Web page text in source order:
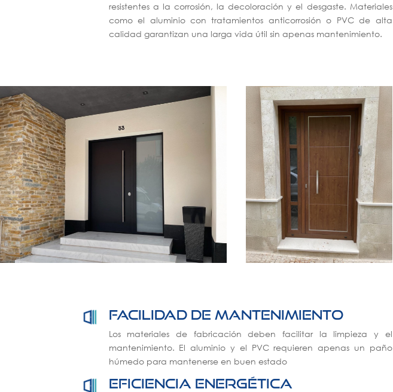
resistentes a la corrosión, la decoloración y el desgaste. Materiales
como el aluminio con tratamientos anticorrosión o PVC de alta
calidad garantizan una larga vida útil sin apenas mantenimiento.
Facilidad de mantenimiento
Los materiales de fabricación deben facilitar la limpieza y el
mantenimiento. El aluminio y el PVC requieren apenas un paño
húmedo para mantenerse en buen estado
Eficiencia energética